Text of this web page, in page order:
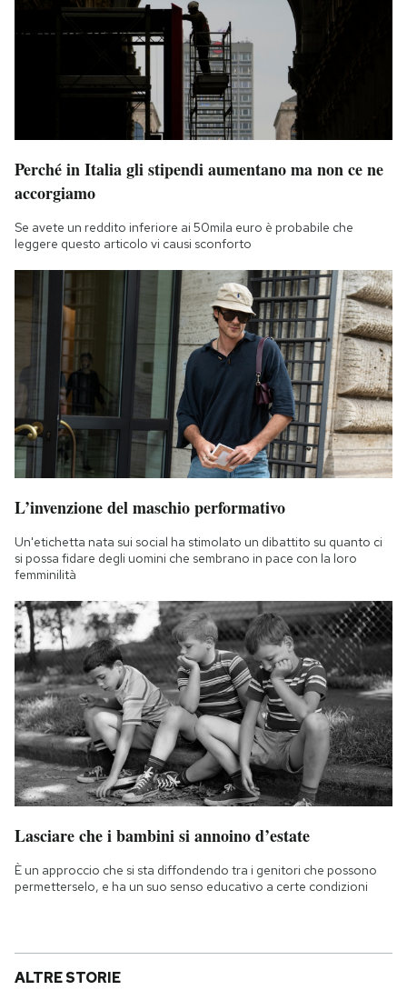
Perché in Italia gli stipendi aumentano ma non ce ne
accorgiamo
Se avete un reddito inferiore ai 50mila euro è probabile che
leggere questo articolo vi causi sconforto
L’invenzione del maschio performativo
Un'etichetta nata sui social ha stimolato un dibattito su quanto ci
si possa fidare degli uomini che sembrano in pace con la loro
femminilità
Lasciare che i bambini si annoino d’estate
È un approccio che si sta diffondendo tra i genitori che possono
permetterselo, e ha un suo senso educativo a certe condizioni
ALTRE STORIE